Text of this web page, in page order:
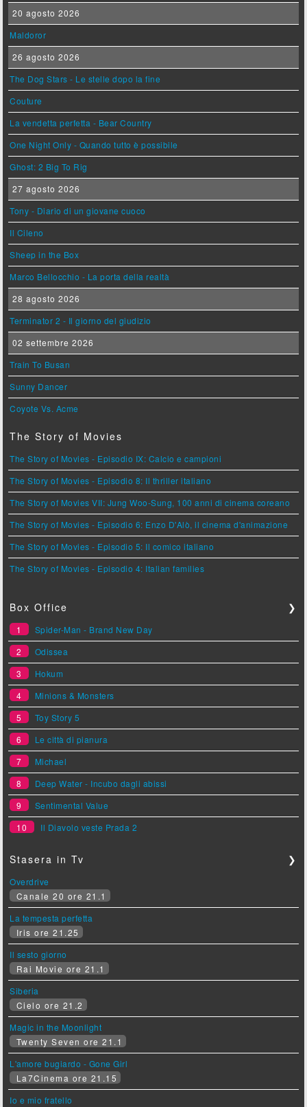
20 agosto 2026
Maldoror
26 agosto 2026
The Dog Stars - Le stelle dopo la fine
Couture
La vendetta perfetta - Bear Country
One Night Only - Quando tutto è possibile
Ghost: 2 Big To Rig
27 agosto 2026
Tony - Diario di un giovane cuoco
Il Cileno
Sheep in the Box
Marco Bellocchio - La porta della realtà
28 agosto 2026
Terminator 2 - Il giorno del giudizio
02 settembre 2026
Train To Busan
Sunny Dancer
Coyote Vs. Acme
The Story of Movies
The Story of Movies - Episodio IX: Calcio e campioni
The Story of Movies - Episodio 8: Il thriller italiano
The Story of Movies VII: Jung Woo-Sung, 100 anni di cinema coreano
The Story of Movies - Episodio 6: Enzo D'Alò, il cinema d'animazione
The Story of Movies - Episodio 5: Il comico italiano
The Story of Movies - Episodio 4: Italian families
Box Office ❯
1
Spider-Man - Brand New Day
2
Odissea
3
Hokum
4
Minions & Monsters
5
Toy Story 5
6
Le città di pianura
7
Michael
8
Deep Water - Incubo dagli abissi
9
Sentimental Value
10
Il Diavolo veste Prada 2
Stasera in Tv ❯
Overdrive
Canale 20 ore 21.1
La tempesta perfetta
Iris ore 21.25
Il sesto giorno
Rai Movie ore 21.1
Siberia
Cielo ore 21.2
Magic in the Moonlight
Twenty Seven ore 21.1
L'amore bugiardo - Gone Girl
La7Cinema ore 21.15
Io e mio fratello